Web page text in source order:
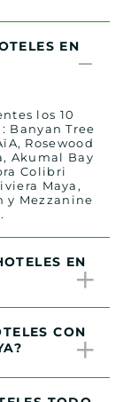
EN
los 10
Banyan Tree
Rosewood
Akumal Bay
Colibri
Maya,
y Mezzanine
EN
CON